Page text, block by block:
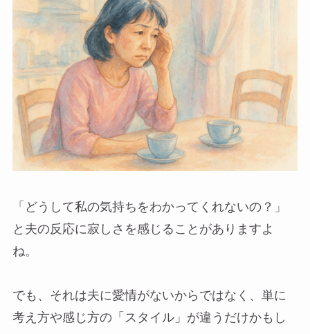
「どうして私の気持ちをわかってくれないの？」
と夫の反応に寂しさを感じることがありますよ
ね。
でも、それは夫に愛情がないからではなく、単に
考え方や感じ方の「スタイル」が違うだけかもし